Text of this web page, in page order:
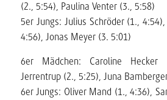
(2., 5:54), Paulina Venter (3., 5:58)
5er Jungs: Julius Schröder (1.,
4:56), Jonas Meyer (3. 5:01)
6er Mädchen: Caroline Hecker
Jerrentrup (2., 5:25), Juna
6er Jungs: Oliver Mand (1., 4:36),